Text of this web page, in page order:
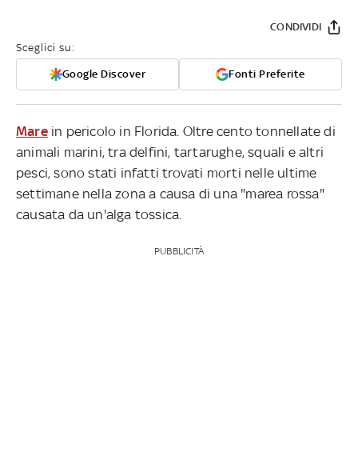
Sceglici su:
Google Discover Fonti Preferite
CONDIVIDI
Marein pericolo in Florida. Oltre cento tonnellate di
animali marini, tra delfini, tartarughe, squali e altri
pesci, sono stati infatti trovati morti nelle ultime
settimane nella zona a causa di una "marea rossa"
causata da un'alga tossica.
PUBBLICITÀ